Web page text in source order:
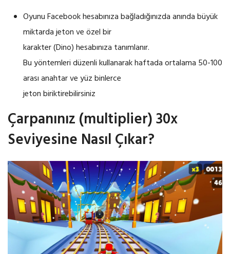
Oyunu Facebook hesabınıza bağladığınızda anında büyük
miktarda jeton ve özel bir
karakter (Dino) hesabınıza tanımlanır.
Bu yöntemleri düzenli kullanarak haftada ortalama 50-100
arası anahtar ve yüz binlerce
jeton biriktirebilirsiniz
Çarpanınız (multiplier) 30x
Seviyesine Nasıl Çıkar?